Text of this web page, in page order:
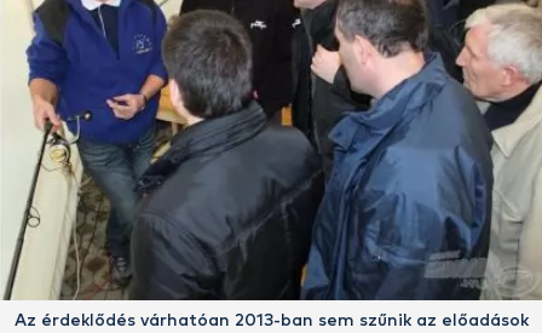
Az érdeklődés várhatóan 2013-ban sem szűnik az előadások